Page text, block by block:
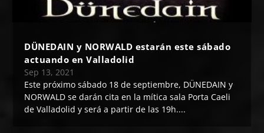
DÜNEDAIN y NORWALD estarán este sábado
actuando en Valladolid
Sep 13, 2021
Este próximo sábado 18 de septiembre, DÜNEDAIN y
NORWALD se darán cita en la mítica sala Porta Caeli
de Valladolid y será a partir de las 19h....